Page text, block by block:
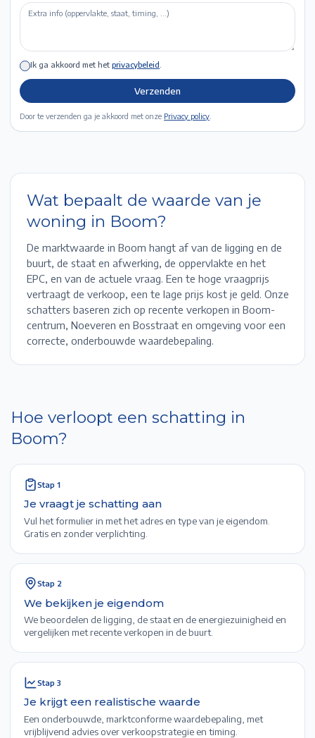
Ik ga akkoord met het privacybeleid
Verzenden
Door te verzenden ga je akkoord met onze Privacy policy
Wat bepaalt de waarde van je
woning in Boom?
De marktwaarde in Boom hangt af van de ligging en de
buurt, de staat en afwerking, de oppervlakte en het
EPC, en van de actuele vraag. Een te hoge vraagprijs
vertraagt de verkoop, een te lage prijs kost je geld. Onze
schatters baseren zich op recente verkopen in Boom-
centrum, Noeveren en Bosstraaten omgeving voor een
correcte, onderbouwde waardebepaling.
Hoe verloopt een schatting in
Boom?
Stap 1
Je vraagt je schatting aan
Vul het formulier in met het adres en type van je eigendom.
Gratis en zonder verplichting.
Stap 2
We bekijken je eigendom
We beoordelen de ligging, de staat en de energiezuinigheid en
vergelijken met recente verkopen in de buurt.
Stap 3
Je krijgt een realistische waarde
Een onderbouwde, marktconforme waardebepaling, met
vrijblijvend advies over verkoopstrategie en timing.